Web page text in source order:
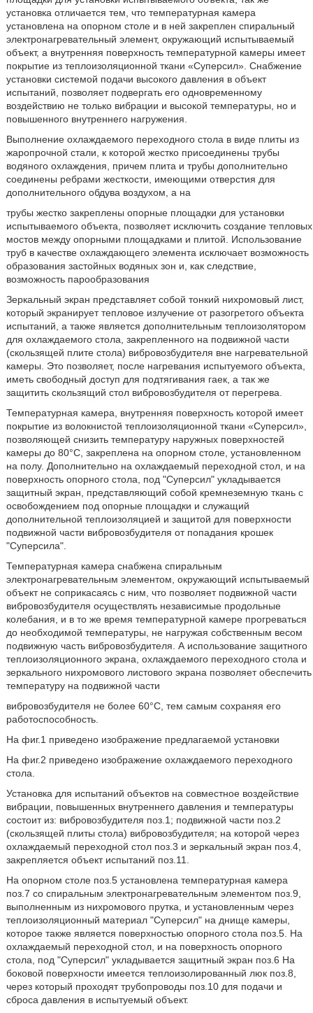
установка отличается тем, что температурная камера
установлена на опорном столе и в ней закреплен спиральный
электронагревательный элемент, окружающий испытываемый
объект, а внутренняя поверхность температурной камеры имеет
покрытие из теплоизоляционной ткани «Суперсил». Снабжение
установки системой подачи высокого давления в объект
испытаний, позволяет подвергать его одновременному
воздействию не только вибрации и высокой температуры, но и
повышенного внутреннего нагружения.
Выполнение охлаждаемого переходного стола в виде плиты из
жаропрочной стали, к которой жестко присоединены трубы
водяного охлаждения, причем плита и трубы дополнительно
соединены ребрами жесткости, имеющими отверстия для
дополнительного обдува воздухом, а на
трубы жестко закреплены опорные площадки для установки
испытываемого объекта, позволяет исключить создание тепловых
мостов между опорными площадками и плитой. Использование
труб в качестве охлаждающего элемента исключает возможность
образования застойных водяных зон и, как следствие,
возможность парообразования
Зеркальный экран представляет собой тонкий нихромовый лист,
который экранирует тепловое излучение от разогретого объекта
испытаний, а также является дополнительным теплоизолятором
для охлаждаемого стола, закрепленного на подвижной части
(скользящей плите стола) вибровозбудителя вне нагревательной
камеры. Это позволяет, после нагревания испытуемого объекта,
иметь свободный доступ для подтягивания гаек, а так же
защитить скользящий стол вибровозбудителя от перегрева.
Температурная камера, внутренняя поверхность которой имеет
покрытие из волокнистой теплоизоляционной ткани «Суперсил»,
позволяющей снизить температуру наружных поверхностей
камеры до 80°С, закреплена на опорном столе, установленном
на полу. Дополнительно на охлаждаемый переходной стол, и на
поверхность опорного стола, под "Суперсил" укладывается
защитный экран, представляющий собой кремнеземную ткань с
освобождением под опорные площадки и служащий
дополнительной теплоизоляцией и защитой для поверхности
подвижной части вибровозбудителя от попадания крошек
"Суперсила".
Температурная камера снабжена спиральным
электронагревательным элементом, окружающий испытываемый
объект не соприкасаясь с ним, что позволяет подвижной части
вибровозбудителя осуществлять независимые продольные
колебания, и в то же время температурной камере прогреваться
до необходимой температуры, не нагружая собственным весом
подвижную часть вибровозбудителя. А использование защитного
теплоизоляционного экрана, охлаждаемого переходного стола и
зеркального нихромового листового экрана позволяет обеспечить
температуру на подвижной части
вибровозбудителя не более 60°С, тем самым сохраняя его
работоспособность.
На фиг.1 приведено изображение предлагаемой установки
На фиг.2 приведено изображение охлаждаемого переходного
стола.
Установка для испытаний объектов на совместное воздействие
вибрации, повышенных внутреннего давления и температуры
состоит из: вибровозбудителя поз.1; подвижной части поз.2
(скользящей плиты стола) вибровозбудителя; на которой через
охлаждаемый переходной стол поз.3 и зеркальный экран поз.4,
закрепляется объект испытаний поз.11.
На опорном столе поз.5 установлена температурная камера
поз.7 со спиральным электронагревательным элементом поз.9,
выполненным из нихромового прутка, и установленным через
теплоизоляционный материал "Суперсил" на днище камеры,
которое также является поверхностью опорного стола поз.5. На
охлаждаемый переходной стол, и на поверхность опорного
стола, под "Суперсил" укладывается защитный экран поз.6 На
боковой поверхности имеется теплоизолированный люк поз.8,
через который проходят трубопроводы поз.10 для подачи и
сброса давления в испытуемый объект.